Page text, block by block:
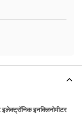
इनक्लिनोमीटर